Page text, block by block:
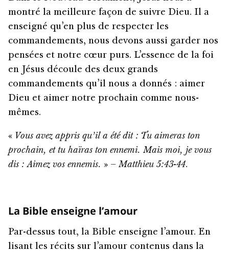
montré la meilleure façon de suivre Dieu. Il a
enseigné qu’en plus de respecter les
commandements, nous devons aussi garder nos
pensées et notre cœur purs. L’essence de la foi
en Jésus découle des deux grands
commandements qu’il nous a donnés : aimer
Dieu et aimer notre prochain comme nous-
mêmes.
« Vous avez appris qu’il a été dit : Tu aimeras ton
prochain, et tu haïras ton ennemi. Mais moi, je vous
dis : Aimez vos ennemis. » – Matthieu 5:43-44.
La Bible enseigne l’amour
Par-dessus tout, la Bible enseigne l’amour. En
lisant les récits sur l’amour contenus dans la